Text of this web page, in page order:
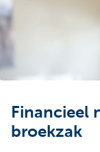
Financieel
broekzak